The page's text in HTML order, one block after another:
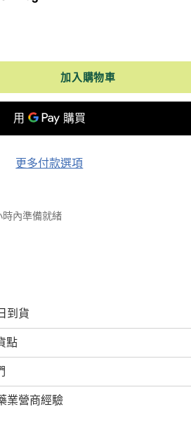
加入購物車
更多付款選項
內準備就緒
到貨
點
業營商經驗